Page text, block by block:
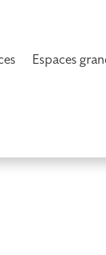
Espaces